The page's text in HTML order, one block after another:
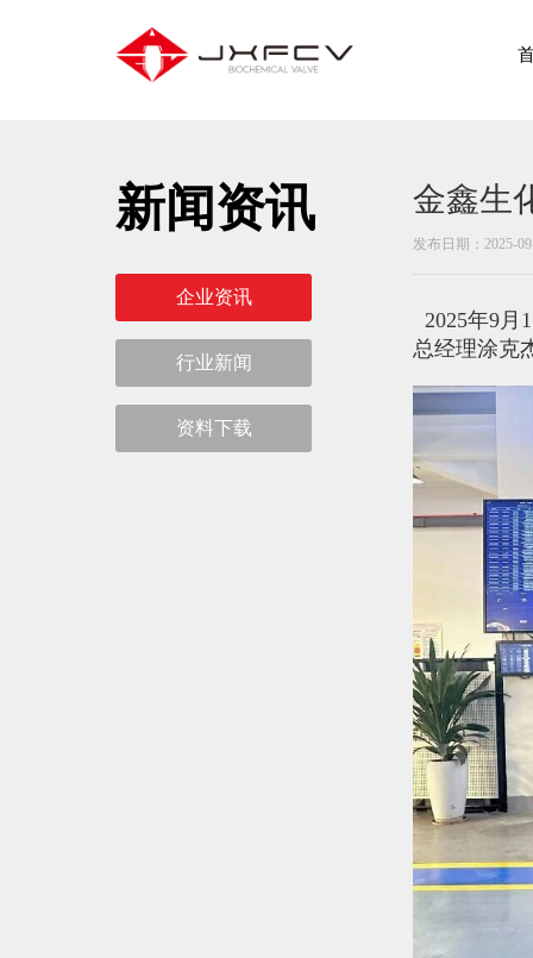
新闻资讯
企业资讯
行业新闻
资料下载
金鑫生
发布日期：2025-
2025年9月
总经理涂克